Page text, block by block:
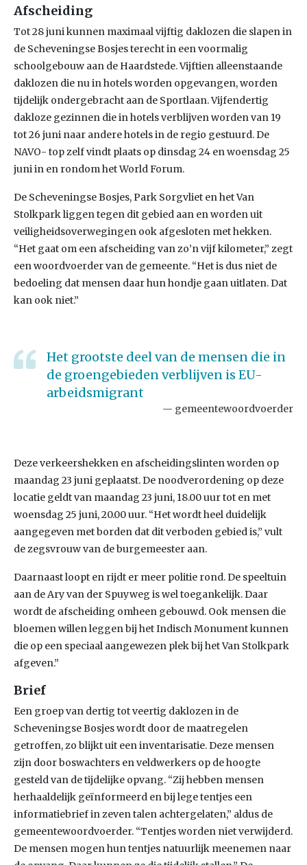
Afscheiding
Tot 28 juni kunnen maximaal vijftig daklozen die slapen in
de Scheveningse Bosjes terecht in een voormalig
schoolgebouw aan de Haardstede. Vijftien alleenstaande
daklozen die nu in hotels worden opgevangen, worden
tijdelijk ondergebracht aan de Sportlaan. Vijfendertig
dakloze gezinnen die in hotels verblijven worden van 19
tot 26 juni naar andere hotels in de regio gestuurd. De
NAVO- top zelf vindt plaats op dinsdag 24 en woensdag 25
juni in en rondom het World Forum.
De Scheveningse Bosjes, Park Sorgvliet en het Van
Stolkpark liggen tegen dit gebied aan en worden uit
veiligheidsoverwegingen ook afgesloten met hekken.
“Het gaat om een afscheiding van zo’n vijf kilometer,” zegt
een woordvoerder van de gemeente. “Het is dus niet de
bedoeling dat mensen daar hun hondje gaan uitlaten. Dat
kan ook niet.”
Het grootste deel van de mensen die in
de groengebieden verblijven is EU-
arbeidsmigrant
gemeentewoordvoerder
Deze verkeershekken en afscheidingslinten worden op
maandag 23 juni geplaatst. De noodverordening op deze
locatie geldt van maandag 23 juni, 18.00 uur tot en met
woensdag 25 juni, 20.00 uur. “Het wordt heel duidelijk
aangegeven met borden dat dit verboden gebied is,” vult
de zegsvrouw van de burgemeester aan.
Daarnaast loopt en rijdt er meer politie rond. De speeltuin
aan de Ary van der Spuyweg is wel toegankelijk. Daar
wordt de afscheiding omheen gebouwd. Ook mensen die
bloemen willen leggen bij het Indisch Monument kunnen
die op een speciaal aangewezen plek bij het Van Stolkpark
afgeven.”
Brief
Een groep van dertig tot veertig daklozen in de
Scheveningse Bosjes wordt door de maatregelen
getroffen, zo blijkt uit een inventarisatie. Deze mensen
zijn door boswachters en veldwerkers op de hoogte
gesteld van de tijdelijke opvang. “Zij hebben mensen
herhaaldelijk geïnformeerd en bij lege tentjes een
informatiebrief in zeven talen achtergelaten,” aldus de
gemeentewoordvoerder. “Tentjes worden niet verwijderd.
De mensen mogen hun tentjes natuurlijk meenemen naar